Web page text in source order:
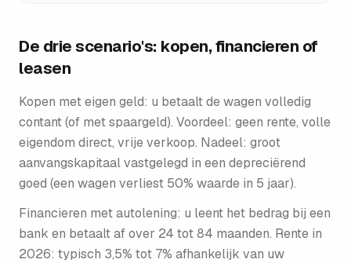
De drie scenario's: kopen, financieren of
leasen
Kopen met eigen geld: u betaalt de wagen volledig
contant (of met spaargeld). Voordeel: geen rente, volle
eigendom direct, vrije verkoop. Nadeel: groot
aanvangskapitaal vastgelegd in een depreciërend
goed (een wagen verliest 50% waarde in 5 jaar).
Financieren met autolening: u leent het bedrag bij een
bank en betaalt af over 24 tot 84 maanden. Rente in
2026: typisch 3,5% tot 7% afhankelijk van uw